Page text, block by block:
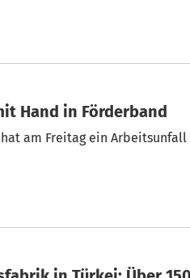
Hand in Förderband
am Freitag ein Arbeitsunfall